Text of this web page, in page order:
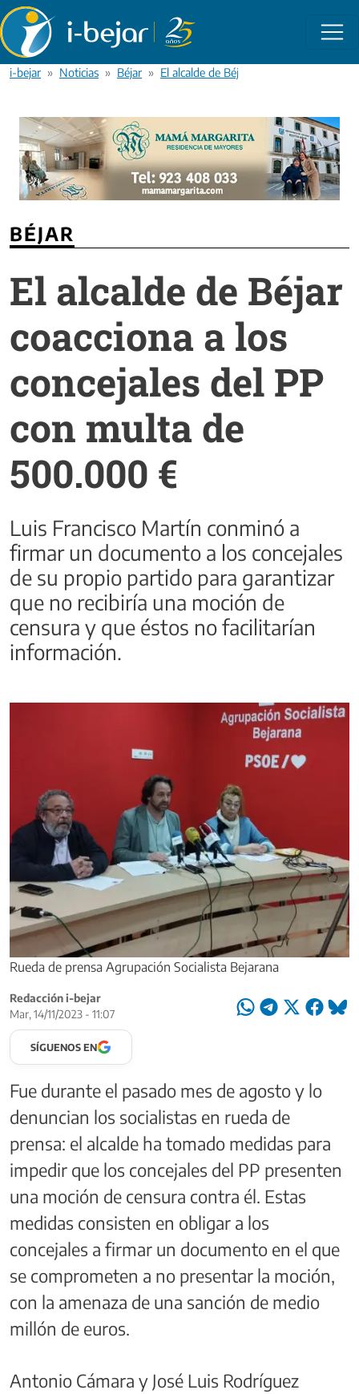
Pasar al contenido principal
i-bejar Noticias Béjar El alcalde de Béjar coacciona a los
BÉJAR
El alcalde de Béjar
coacciona a los
concejales del PP
con multa de
500.000 €
Luis Francisco Martín conminó a
firmar un documento a los concejales
de su propio partido para garantizar
que no recibiría una moción de
censura y que éstos no facilitarían
información.
Rueda de prensa Agrupación Socialista Bejarana
Redacción i-bejar
Mar, 14/11/2023 - 11:07
SÍGUENOS EN
Fue durante el pasado mes de agosto y lo
denuncian los socialistas en rueda de
prensa: el alcalde ha tomado medidas para
impedir que los concejales del PP presenten
una moción de censura contra él. Estas
medidas consisten en obligar a los
concejales a firmar un documento en el que
se comprometen a no presentar la moción,
con la amenaza de una sanción de medio
millón de euros.
Antonio Cámara y José Luis Rodríguez